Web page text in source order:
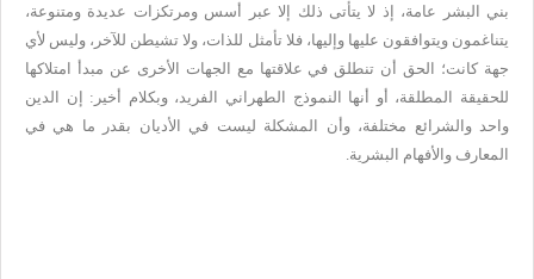
بني البشر عامة، إذ لا يتأتى ذلك إلا عبر أسس ومرتكزات عديدة ومتنوعة،
يتناغمون ويتوافقون عليها وإليها، فلا تأمثل للذات، ولا تشيطن للآخر، وليس لأي
جهة كانت؛ الحق أن تنطلق في علاقتها مع الجهات الأخرى عن مبدأ امتلاكها
للحقيقة المطلقة، أو أنها النموذج الطهراني الفريد، وبكلام أخير: إن الدين
واحد والشرائع مختلفة، وأن المشكلة ليست في الأديان بقدر ما هي في
المعارف والأفهام البشرية